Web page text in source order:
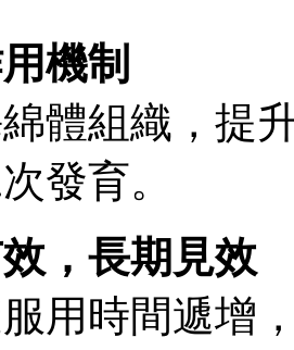
機制
體組織，提
發育。
，長期見效
用時間遞增